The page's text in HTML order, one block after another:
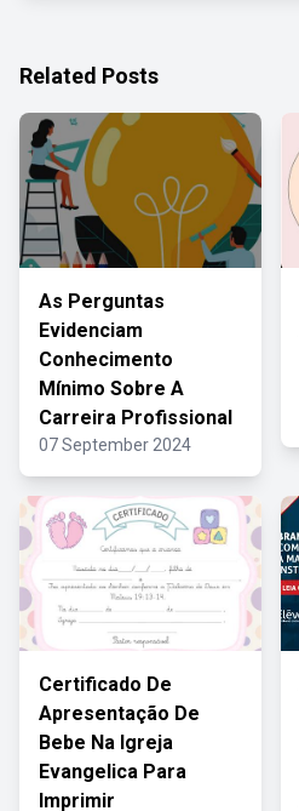
Related Posts
As Perguntas
Evidenciam
Conhecimento
Mínimo Sobre A
Carreira Profissional
07 September 2024
Certificado De
Apresentação De
Bebe Na Igreja
Evangelica Para
Imprimir